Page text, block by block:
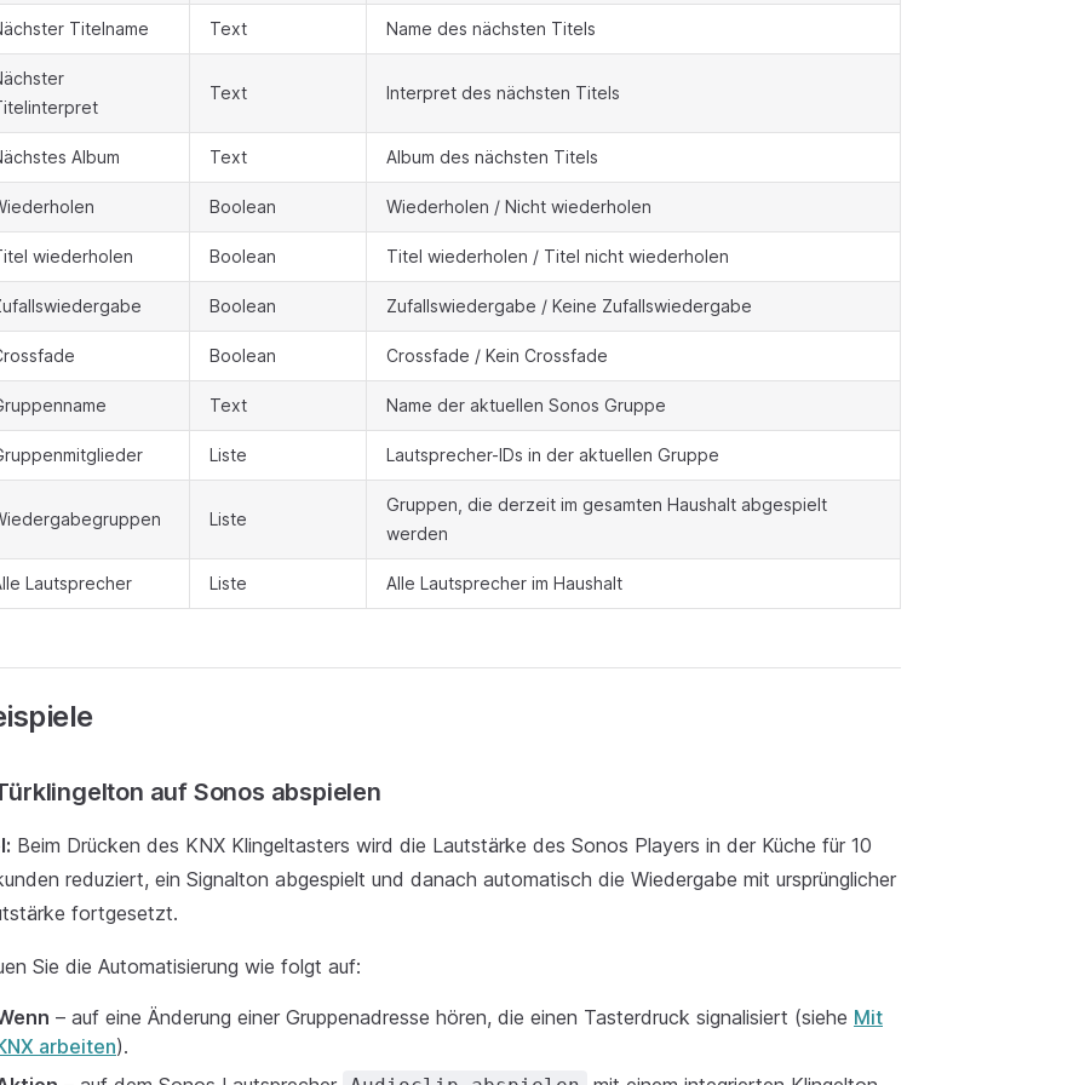
Titelname Text Name des nächsten Titels
Text Interpret des nächsten Titels
Album Text Album des nächsten Titels
Boolean Wiederholen / Nicht wiederholen
wiederholen Boolean Titel wiederholen / Titel nicht wiederholen
Boolean Zufallswiedergabe / Keine Zufallswiedergabe
Boolean Crossfade / Kein Crossfade
Text Name der aktuellen Sonos Gruppe
Liste Lautsprecher-IDs in der aktuellen Gruppe
Liste
Gruppen, die derzeit im gesamten Haushalt abgespielt
werden
Lautsprecher Liste Alle Lautsprecher im Haushalt
auf Sonos abspielen
Beim Drücken des KNX Klingeltasters wird die Lautstärke des Sonos Players in der Küche für 10
reduziert, ein Signalton abgespielt und danach automatisch die Wiedergabe mit ursprünglicher
fortgesetzt.
Sie die Automatisierung wie folgt auf:
– auf eine Änderung einer Gruppenadresse hören, die einen Tasterdruck signalisiert (siehe Mit
arbeiten).